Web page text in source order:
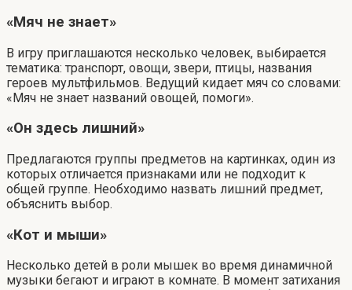
«Мяч не знает»
В игру приглашаются несколько человек, выбирается
тематика: транспорт, овощи, звери, птицы, названия
героев мультфильмов. Ведущий кидает мяч со словами:
«Мяч не знает названий овощей, помоги».
«Он здесь лишний»
Предлагаются группы предметов на картинках, один из
которых отличается признаками или не подходит к
общей группе. Необходимо назвать лишний предмет,
объяснить выбор.
«Кот и мыши»
Несколько детей в роли мышек во время динамичной
музыки бегают и играют в комнате. В момент затихания